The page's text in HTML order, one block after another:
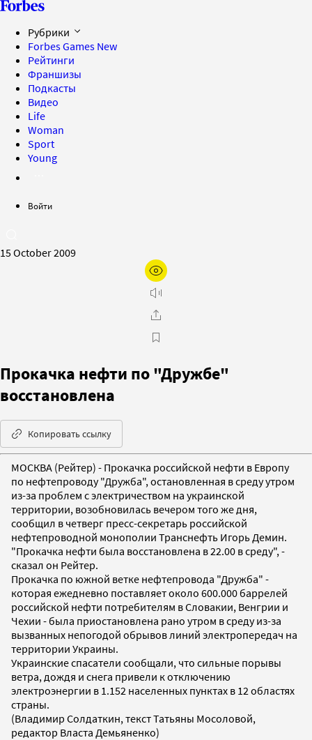
Рубрики
Forbes Games New
Рейтинги
Франшизы
Подкасты
Видео
Life
Woman
Sport
Young
Войти
15 October 2009
Прокачка нефти по "Дружбе"
восстановлена
Копировать ссылку
МОСКВА (Рейтер) - Прокачка российской нефти в Европу
по нефтепроводу "Дружба", остановленная в среду утром
из-за проблем с электричеством на украинской
территории, возобновилась вечером того же дня,
сообщил в четверг пресс-секретарь российской
нефтепроводной монополии Транснефть Игорь Демин.
"Прокачка нефти была восстановлена в 22.00 в среду", -
сказал он Рейтер.
Прокачка по южной ветке нефтепровода "Дружба" -
которая ежедневно поставляет около 600.000 баррелей
российской нефти потребителям в Словакии, Венгрии и
Чехии - была приостановлена рано утром в среду из-за
вызванных непогодой обрывов линий электропередач на
территории Украины.
Украинские спасатели сообщали, что сильные порывы
ветра, дождя и снега привели к отключению
электроэнергии в 1.152 населенных пунктах в 12 областях
страны.
(Владимир Солдаткин, текст Татьяны Мосоловой,
редактор Власта Демьяненко)